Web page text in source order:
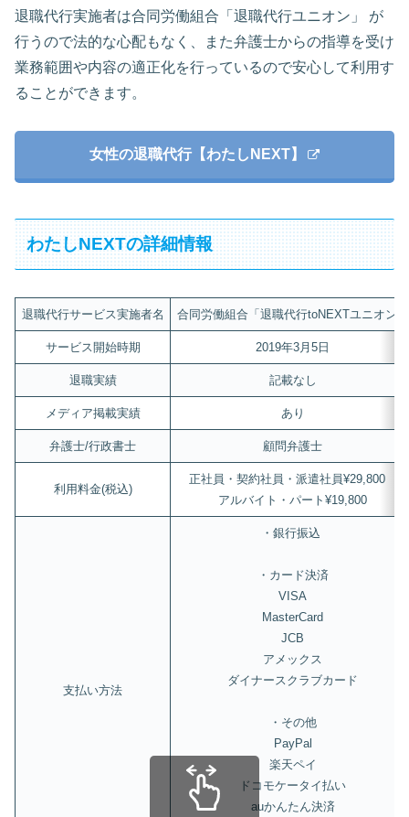
退職代行実施者は合同労働組合「退職代行ユニオン」 が
行うので法的な心配もなく、また弁護士からの指導を受け
業務範囲や内容の適正化を行っているので安心して利用す
ることができます。
女性の退職代行【わたしNEXT】
わたしNEXTの詳細情報
退職代行サービス実施者名 合同労働組合「退職代行toNEXTユニオン」
サービス開始時期 2019年3月5日
退職実績 記載なし
メディア掲載実績 あり
弁護士/行政書士 顧問弁護士
利用料金(税込)
正社員・契約社員・派遣社員¥29,800
アルバイト・パート¥19,800
支払い方法
・銀行振込
・カード決済
VISA
MasterCard
JCB
アメックス
ダイナースクラブカード
・その他
PayPal
楽天ペイ
ドコモケータイ払い
auかんたん決済